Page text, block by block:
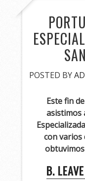
POSTED BY
Este fin
asistimos
con varios
B.